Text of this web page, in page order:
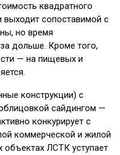
квадратного
сопоставимой с
но время
дольше. Кроме того,
— на пищевых и
конструкции) с
сайдингом —
конкурирует с
коммерческой и жилой
ЛСТК уступает